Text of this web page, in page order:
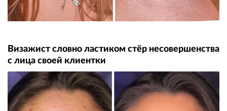
Визажист словно ластиком стёр несовершенства
с лица своей клиентки